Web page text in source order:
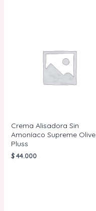
Crema Alisadora Sin
Amoníaco Supreme Olive
Pluss
$44.000